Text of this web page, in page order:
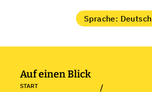
Sprache: Deutsch
Auf einen Blick
START /